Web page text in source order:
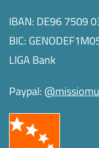
IBAN: DE96 7509
BIC:
LIGA Bank
Paypal: